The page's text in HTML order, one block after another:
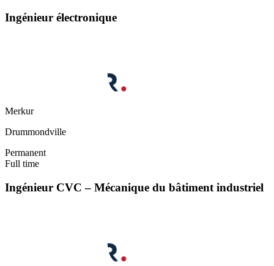
Ingénieur électronique
Merkur
Drummondville
Permanent
Full time
Ingénieur CVC – Mécanique du bâtiment industriel